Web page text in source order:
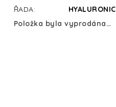
ŘADA:
HYALURONIC
Položka byla vyprodána…